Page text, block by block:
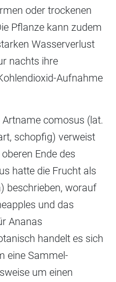
oder trockenen
Pflanze kann zudem
Wasserverlust
nachts ihre
Aufnahme
Artname comosus (lat.
schopfig) verweist
Ende des
hatte die Frucht als
beschrieben, worauf
und das
Ananas
handelt es sich
eine Sammel-
um einen